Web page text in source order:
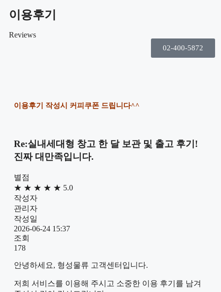
02-400-5872
이용후기
Reviews
이용후기 작성시 커피쿠폰 드립니다^^
Re:실내세대형 창고 한 달 보관 및 출고 후기!
진짜 대만족입니다.
별점
★ ★ ★ ★ ★ 5.0
작성자
관리자
작성일
2026-06-24 15:37
조회
178
안녕하세요, 형성물류 고객센터입니다.
저희 서비스를 이용해 주시고 소중한 이용 후기를 남겨